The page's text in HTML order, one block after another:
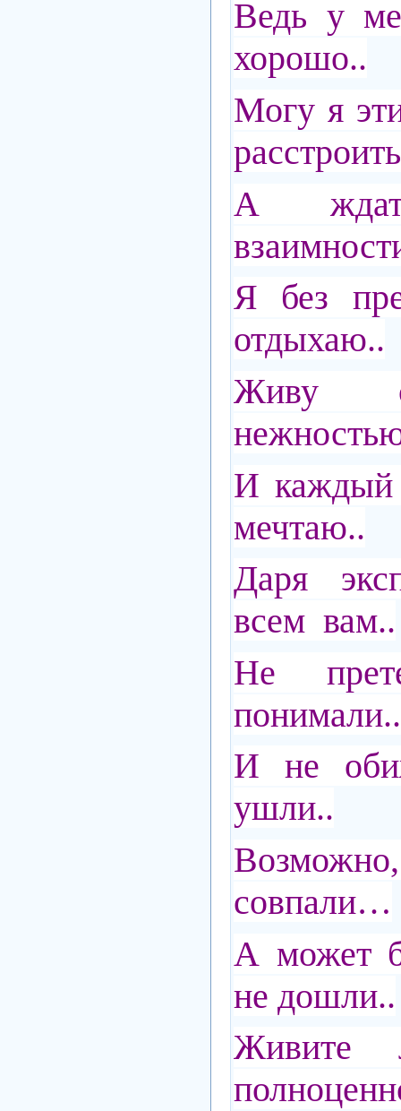
Ведь у
хорошо..
Могу я
А
Я без
отдыхаю..
Живу
И каждый
мечтаю..
Даря
всем вам..
Не
понимали..
И не
ушли..
совпали…
А может
не дошли..
Живите